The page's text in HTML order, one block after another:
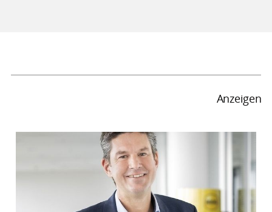
Anzeigen